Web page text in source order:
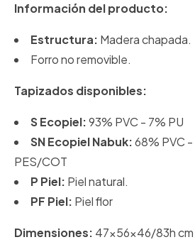
Información del producto:
Estructura: Madera chapada.
Forro no removible.
Tapizados disponibles:
S Ecopiel:93% PVC - 7% PU
SN Ecopiel Nabuk:68% PVC
PES/COT
P Piel: Piel natural.
PF Piel: Piel flor
Dimensiones: 47x56x46/83h cm